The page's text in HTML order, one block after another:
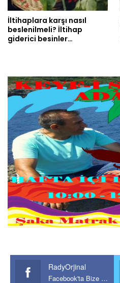
İltihaplara karşı nasıl
beslenilmeli? İltihap
giderici besinler…
RadyOrjinal
Facebook'ta Bize Katılın